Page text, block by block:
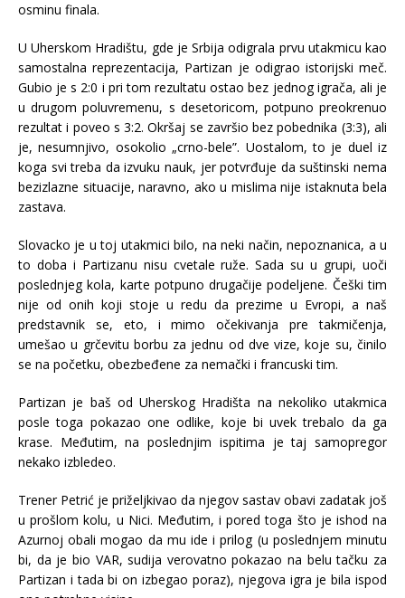
osminu finala.
U Uherskom Hradištu, gde je Srbija odigrala prvu utakmicu kao
samostalna reprezentacija, Partizan je odigrao istorijski meč.
Gubio je s 2:0 i pri tom rezultatu ostao bez jednog igrača, ali je
u drugom poluvremenu, s desetoricom, potpuno preokrenuo
rezultat i poveo s 3:2. Okršaj se završio bez pobednika (3:3), ali
je, nesumnjivo, osokolio „crno-bele”. Uostalom, to je duel iz
koga svi treba da izvuku nauk, jer potvrđuje da suštinski nema
bezizlazne situacije, naravno, ako u mislima nije istaknuta bela
zastava.
Slovacko je u toj utakmici bilo, na neki način, nepoznanica, a u
to doba i Partizanu nisu cvetale ruže. Sada su u grupi, uoči
poslednjeg kola, karte potpuno drugačije podeljene. Češki tim
nije od onih koji stoje u redu da prezime u Evropi, a naš
predstavnik se, eto, i mimo očekivanja pre takmičenja,
umešao u grčevitu borbu za jednu od dve vize, koje su, činilo
se na početku, obezbeđene za nemački i francuski tim.
Partizan je baš od Uherskog Hradišta na nekoliko utakmica
posle toga pokazao one odlike, koje bi uvek trebalo da ga
krase. Međutim, na poslednjim ispitima je taj samopregor
nekako izbledeo.
Trener Petrić je priželjkivao da njegov sastav obavi zadatak još
u prošlom kolu, u Nici. Međutim, i pored toga što je ishod na
Azurnoj obali mogao da mu ide i prilog (u poslednjem minutu
bi, da je bio VAR, sudija verovatno pokazao na belu tačku za
Partizan i tada bi on izbegao poraz), njegova igra je bila ispod